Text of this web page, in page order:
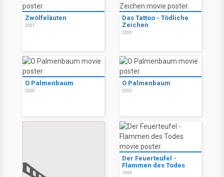
Zwölfeläuten
2001
Das Tattoo - Tödliche
Zeichen
2000
O Palmenbaum
2000
O Palmenbaum
2000
Der Feuerteufel -
Flammen des Todes
1999